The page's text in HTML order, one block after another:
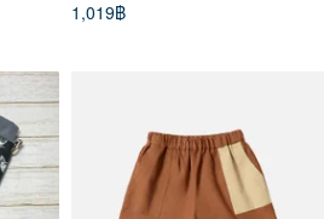
Scarf, Hand Wipe-Flower
1,019฿